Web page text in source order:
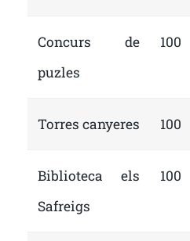
Concurs de
puzles
100
Torres canyeres 100
Biblioteca els
Safreigs
100